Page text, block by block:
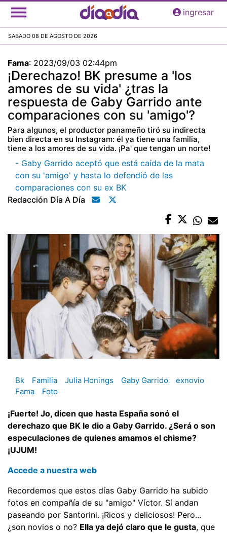
Pasar
al
principal
ingresar
SABADO 08 DE AGOSTO DE 2026
Fama: 2023/09/03 02:44pm
¡Derechazo! BK presume a 'los
amores de su vida' ¿tras la
respuesta de Gaby Garrido ante
comparaciones con su 'amigo'?
Para algunos, el productor panameño tiró su indirecta
bien directa en su Instagram: él ya tiene una familia,
tiene a los amores de su vida. ¡Pa' que tengan un norte!
- Gaby Garrido aceptó que está caída de la mata
con su 'amigo' y hasta lo defendió de las
comparaciones con su ex BK
Redacción Día A Día
Bk Familia Julia Honings Gaby Garrido
exnovio
Fama
Foto
¡Fuerte! Jo, dicen que hasta España sonó el
derechazo que BK le dio a Gaby Garrido. ¿Será o son
especulaciones de quienes amamos el chisme?
¡UJUM!
Accede a nuestra web
Recordemos que estos días Gaby Garrido ha subido
fotos en compañía de su "amigo" Víctor. Sí andan
paseando por Santorini. ¡Ricos y deliciosos! Pero...
¿son novios o no? Ella ya dejó claro que le gusta, que